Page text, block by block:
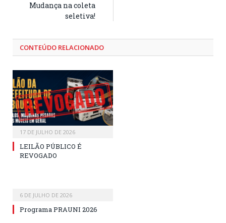
Mudança na coleta
seletiva!
CONTEÚDO RELACIONADO
17 DE JULHO DE 2026
LEILÃO PÚBLICO É
REVOGADO
6 DE JULHO DE 2026
Programa PRAUNI 2026